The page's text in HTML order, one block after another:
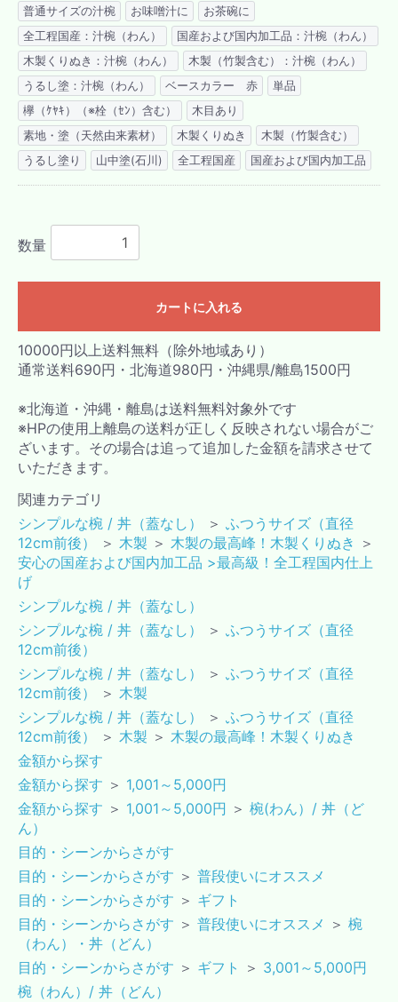
普通サイズの汁椀 お味噌汁に
お茶碗に
全工程国産：汁椀（わん）
国産および国内加工品：汁椀（わん）
木製くりぬき：汁椀（わん）
木製（竹製含む）：汁椀（わん）
うるし塗：汁椀（わん）
ベースカラー 赤
単品
欅（ｹﾔｷ）（※栓（ｾﾝ）含む）
木目あり
素地・塗（天然由来素材）
木製くりぬき
木製（竹製含む）
うるし塗り
山中塗(石川) 全工程国産 国産および国内加工品
数量
カートに入れる
10000円以上送料無料（除外地域あり）
通常送料690円・北海道980円・沖縄県/離島1500円
※北海道・沖縄・離島は送料無料対象外です
※HPの使用上離島の送料が正しく反映されない場合がご
ざいます。その場合は追って追加した金額を請求させて
いただきます。
関連カテゴリ
シンプルな椀 / 丼（蓋なし）
＞ ふつうサイズ（直径
12cm前後）
＞ 木製 ＞ 木製の最高峰！木製くりぬき ＞
安心の国産および国内加工品 >最高級！全工程国内仕上
げ
シンプルな椀 / 丼（蓋なし）
シンプルな椀 / 丼（蓋なし）
＞ ふつうサイズ（直径
12cm前後）
シンプルな椀 / 丼（蓋なし）
＞ ふつうサイズ（直径
12cm前後）
＞ 木製
シンプルな椀 / 丼（蓋なし）
＞ ふつうサイズ（直径
12cm前後）
＞ 木製 ＞ 木製の最高峰！木製くりぬき
金額から探す
金額から探す ＞ 1,001～5,000円
金額から探す ＞ 1,001～5,000円 ＞ 椀(わん）/ 丼（ど
ん）
目的・シーンからさがす
目的・シーンからさがす ＞ 普段使いにオススメ
目的・シーンからさがす ＞ ギフト
目的・シーンからさがす ＞ 普段使いにオススメ ＞ 椀
（わん）・丼（どん）
目的・シーンからさがす ＞ ギフト ＞ 3,001～5,000円
椀（わん）/ 丼（どん）